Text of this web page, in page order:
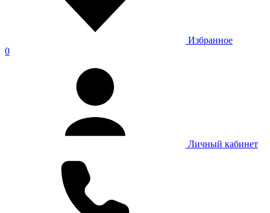
Избранное
0
Личный кабинет